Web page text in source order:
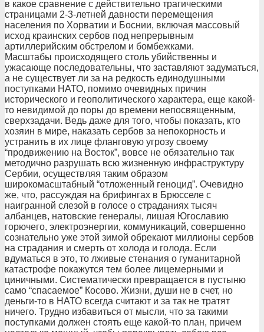
в какое сравнение с действительно трагическими
страницами 2-3-летней давности перемещения
населения по Хорватии и Боснии, включая массовый
исход краинских сербов под непрерывным
артиллерийским обстрелом и бомбежками.
Масштабы происходящего столь убийственны и
ужасающе последовательны, что заставляют задуматься,
а не существует ли за на редкость единодушными
поступками НАТО, помимо очевидных причин
исторического и геополитического характера, еще какой-
то невидимой до поры до времени непосвященным,
сверхзадачи. Ведь даже для того, чтобы показать, кто
хозяин в мире, наказать сербов за непокорность и
устранить в их лице фланговую угрозу своему
“продвижению на Восток”, вовсе не обязательно так
методично разрушать всю жизненную инфраструктуру
Сербии, осуществляя таким образом
широкомасштабный “отложенный геноцид”. Очевидно
же, что, рассуждая на брифингах в Брюсселе с
наигранной слезой в голосе о страданиях тысяч
албанцев, натовские генералы, лишая Югославию
горючего, электроэнергии, коммуникаций, совершенно
сознательно уже этой зимой обрекают миллионы сербов
на страдания и смерть от холода и голода. Если
вдуматься в это, то лживые стенания о гуманитарной
катастрофе покажутся тем более лицемерными и
циничными. Систематически превращается в пустыню
само “спасаемое” Косово. Жизни, души не в счет, но
деньги-то в НАТО всегда считают и за так не тратят
ничего. Трудно избавиться от мысли, что за такими
поступками должен стоять еще какой-то план, причем